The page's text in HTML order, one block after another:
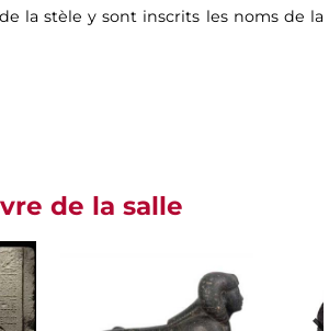
la stèle y sont inscrits les noms de la
de la salle